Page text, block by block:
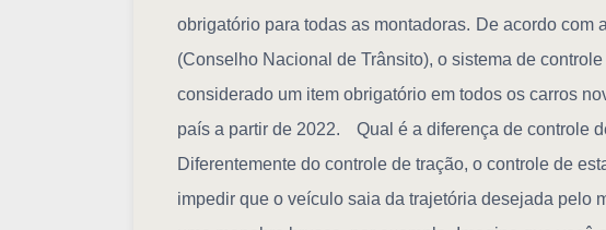
obrigatório para todas as montadoras. De acordo com
(Conselho Nacional de Trânsito), o sistema de
considerado um item obrigatório em todos os carros
país a partir de 2022.
Qual é a diferença de controle
Diferentemente do controle de tração, o controle de
impedir que o veículo saia da trajetória desejada pelo